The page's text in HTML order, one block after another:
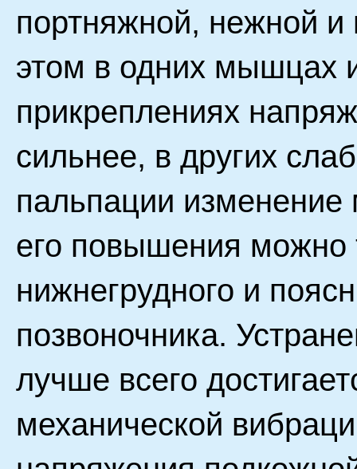
портняжной, нежной
этом в одних мышцах
прикреплениях
сильнее, в других
пальпации изменение
его повышения
нижнегрудного и
позвоночника.
лучше всего
механической